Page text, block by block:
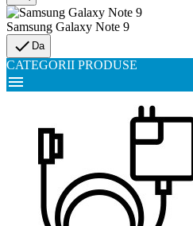
Samsung Galaxy Note 9
 Da
CATEGORII PRODUSE
